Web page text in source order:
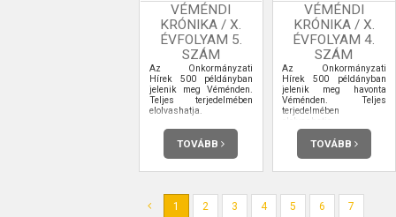
VÉMÉNDI
KRÓNIKA / X.
ÉVFOLYAM 5.
SZÁM
Az Önkormányzati
Hírek 500 példányban
jelenik meg Véménden.
Teljes terjedelmében
elolvashatja.
TOVÁBB
VÉMÉNDI
KRÓNIKA / X.
ÉVFOLYAM 4.
SZÁM
Az Önkormányzati
Hírek 500 példányban
jelenik meg havonta
Véménden. Teljes
terjedelmében
elolvashatja.
TOVÁBB
1 2 3 4 5 6 7